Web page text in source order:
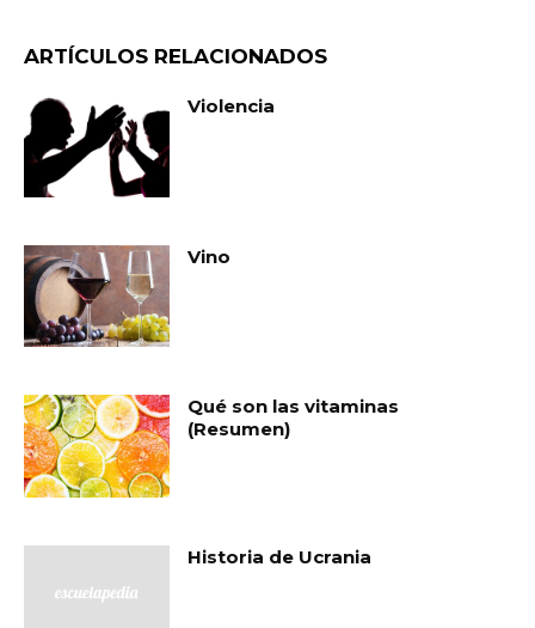
ARTÍCULOS RELACIONADOS
Violencia
Vino
Qué son las vitaminas
(Resumen)
Historia de Ucrania